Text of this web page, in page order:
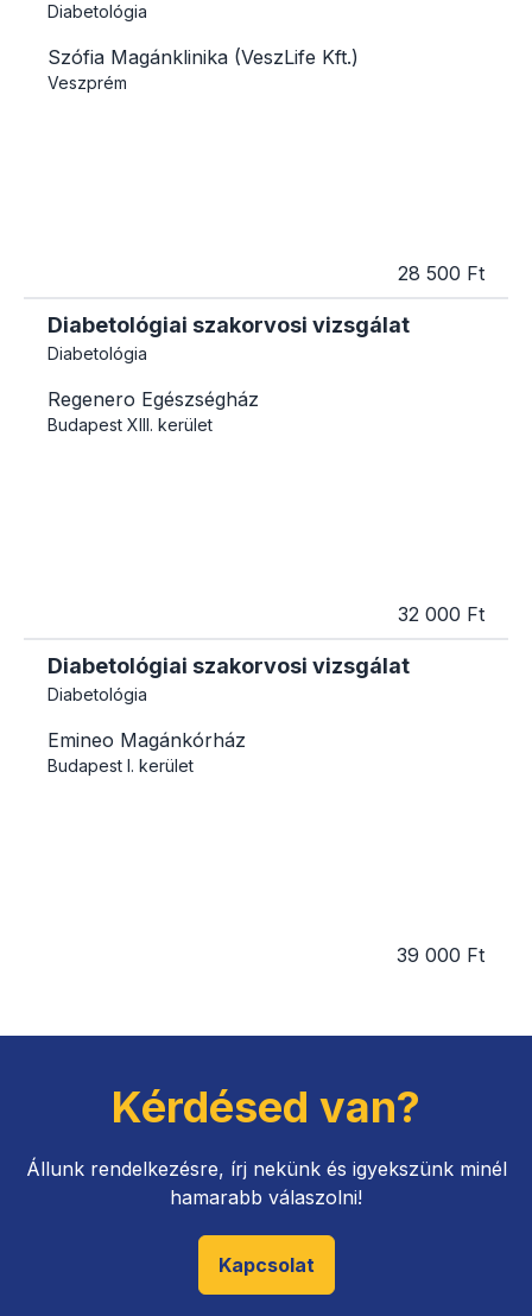
Diabetológia
Szófia Magánklinika (VeszLife Kft.)
Veszprém
28 500 Ft
Diabetológiai szakorvosi vizsgálat
Diabetológia
Regenero Egészségház
Budapest XIII. kerület
32 000 Ft
Diabetológiai szakorvosi vizsgálat
Diabetológia
Emineo Magánkórház
Budapest I. kerület
39 000 Ft
Kérdésed van?
Állunk rendelkezésre, írj nekünk és igyekszünk minél
hamarabb válaszolni!
Kapcsolat